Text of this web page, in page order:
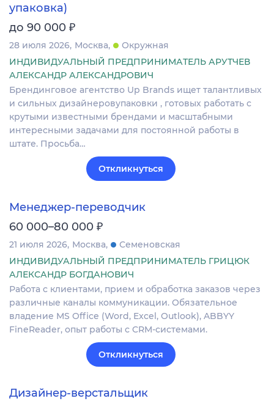
упаковка)
до 90 000 ₽
28 июля 2026 Москва
Окружная
ИНДИВИДУАЛЬНЫЙ ПРЕДПРИНИМАТЕЛЬ АРУТЧЕВ
АЛЕКСАНДР АЛЕКСАНДРОВИЧ
Брендинговое агентство Up Brands ищет талантливых
и сильных дизайнеровупаковки , готовых работать с
крутыми известными брендами и масштабными
интересными задачами для постоянной работы в
штате. Просьба…
Откликнуться
Менеджер-переводчик
60 000–80 000 ₽
21 июля 2026 Москва
Семеновская
ИНДИВИДУАЛЬНЫЙ ПРЕДПРИНИМАТЕЛЬ ГРИЦЮК
АЛЕКСАНДР БОГДАНОВИЧ
Работа с клиентами, прием и обработка заказов через
различные каналы коммуникации. Обязательное
владение MS Office (Word, Excel, Outlook), ABBYY
FineReader, опыт работы с CRM-системами.
Откликнуться
Дизайнер-верстальщик